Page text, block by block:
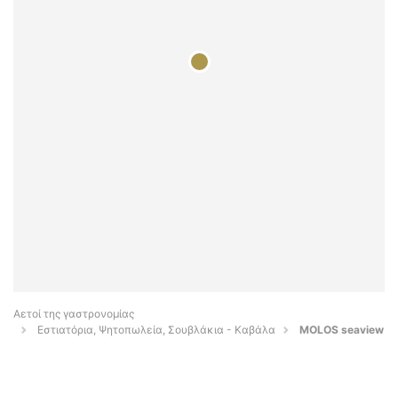
Αετοί της γαστρονομίας
Εστιατόρια, Ψητοπωλεία, Σουβλάκια - Καβάλα
MOLOS seaview